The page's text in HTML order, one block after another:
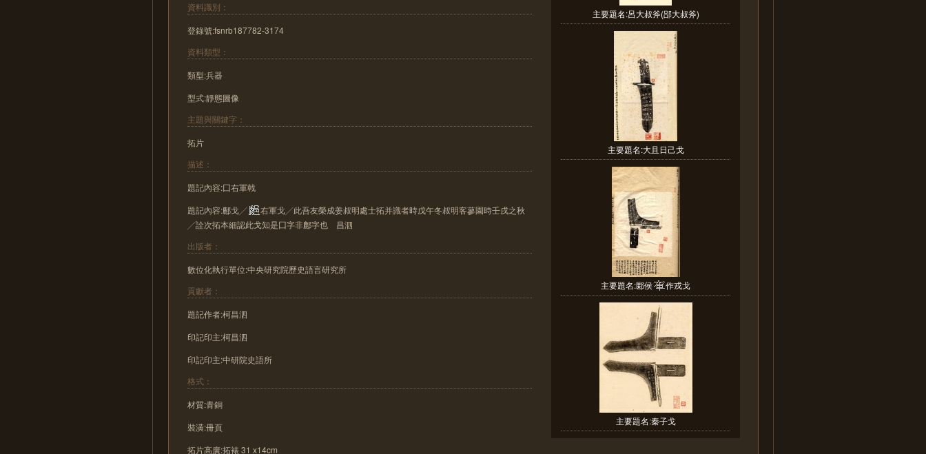
資料識別：
登錄號:fsnrb187782-3174
資料類型：
類型:兵器
型式:靜態圖像
主題與關鍵字：
拓片
描述：
題記內容:囗右軍戟
題記內容:鄜戈╱
右軍戈╱此吾友榮成姜叔明處士拓并識者時戊午冬叔明客蓼園時壬戌之秋
╱詮次拓本細認此戈知是囗字非鄜字也 昌泗
出版者：
數位化執行單位:中央研究院歷史語言研究所
貢獻者：
題記作者:柯昌泗
印記印主:柯昌泗
印記印主:中研院史語所
格式：
材質:青銅
裝潢:冊頁
拓片高廣:拓裱 31 x14cm
主要題名:呂大叔斧(郘大叔斧)
主要題名:大且日己戈
主要題名:郾侯 作戎戈
主要題名:秦子戈